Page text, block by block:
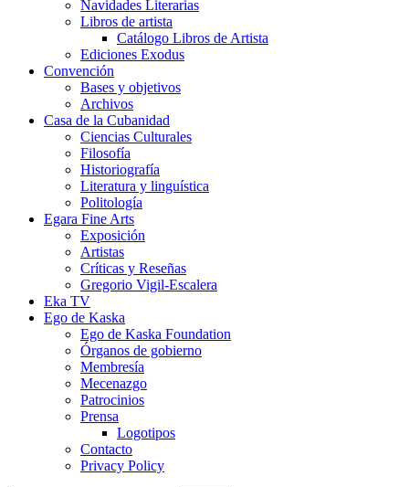
Navidades Literarias
Libros de artista
Catálogo Libros de Artista
Ediciones Exodus
Convención
Bases y objetivos
Archivos
Casa de la Cubanidad
Ciencias Culturales
Filosofía
Historiografía
Literatura y linguística
Politología
Egara Fine Arts
Exposición
Artistas
Críticas y Reseñas
Gregorio Vigil-Escalera
Eka TV
Ego de Kaska
Ego de Kaska Foundation
Órganos de gobierno
Membresía
Mecenazgo
Patrocinios
Prensa
Logotipos
Contacto
Privacy Policy